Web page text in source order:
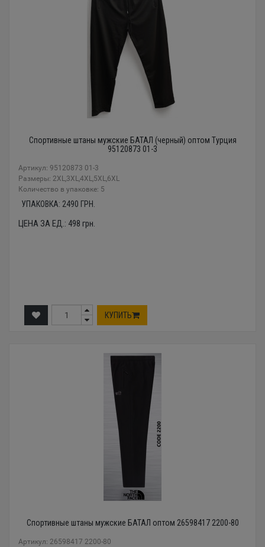
Спортивные штаны мужские БАТАЛ (черный) оптом Турция
95120873 01-3
Артикул: 95120873 01-3
Размеры: 2XL,3XL,4XL,5XL,6XL
Количество в упаковке: 5
УПАКОВКА: 2490 ГРН.
ЦЕНА ЗА ЕД.: 498 грн.
КУПИТЬ
Спортивные штаны мужские БАТАЛ оптом 26598417 2200-80
Артикул: 26598417 2200-80